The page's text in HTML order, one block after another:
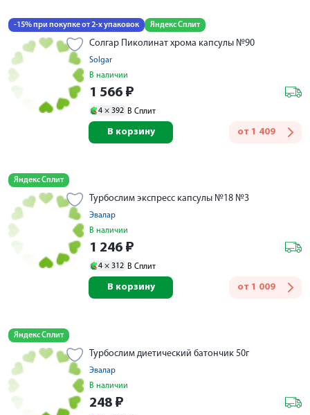
-15% при покупке от 2-х упаковок Яндекс Сплит
Солгар Пиколинат хрома капсулы №90
Solgar
В наличии
1 566 ₽
4 × 392 В Сплит
от 1 409
В корзину
Яндекс Сплит
Турбослим экспресс капсулы №18 №3
Эвалар
В наличии
1 246 ₽
4 × 312 В Сплит
от 1 009
В корзину
Яндекс Сплит
Турбослим диетический батончик 50г
Эвалар
В наличии
248 ₽